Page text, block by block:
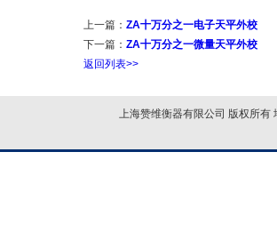
上一篇： ZA十万分之一电子天平外校
下一篇： ZA十万分之一微量天平外校
返回列表>>
上海赞维衡器有限公司 版权所